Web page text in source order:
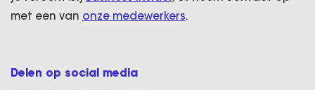
met een van onze medewerkers.
Delen op social media